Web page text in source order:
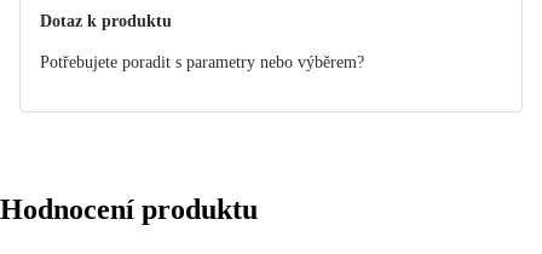
Dotaz k produktu
Potřebujete poradit s parametry nebo výběrem?
Hodnocení produktu